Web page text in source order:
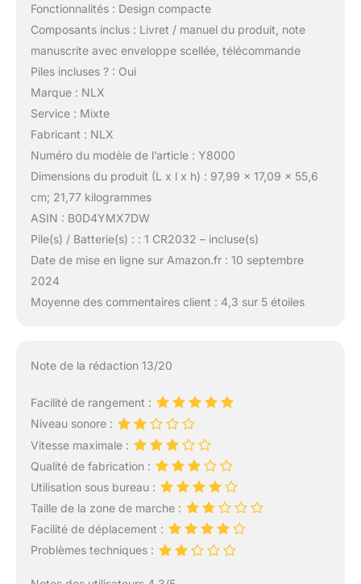
Fonctionnalités : Design compacte
Composants inclus : Livret / manuel du produit, note
manuscrite avec enveloppe scellée, télécommande
Piles incluses ? : Oui
Marque : NLX
Service : Mixte
Fabricant : NLX
Numéro du modèle de l’article : Y8000
Dimensions du produit (L x l x h) : 97,99 x 17,09 x 55,6
cm; 21,77 kilogrammes
ASIN : B0D4YMX7DW
Pile(s) / Batterie(s) : : 1 CR2032 – incluse(s)
Date de mise en ligne sur Amazon.fr : 10 septembre
2024
Moyenne des commentaires client : 4,3 sur 5 étoiles
Note de la rédaction 13/20
Facilité de rangement :
Niveau sonore :
Vitesse maximale :
Qualité de fabrication :
Utilisation sous bureau :
Taille de la zone de marche :
Facilité de déplacement :
Problèmes techniques :